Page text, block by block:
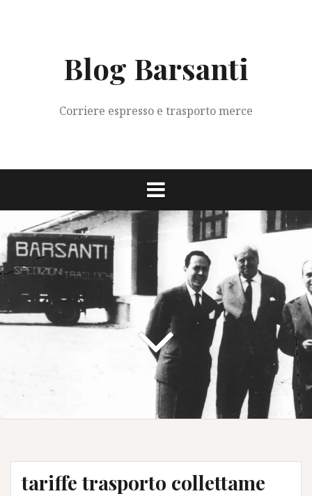
Blog Barsanti
Corriere espresso e trasporto merce
tariffe trasporto collettame